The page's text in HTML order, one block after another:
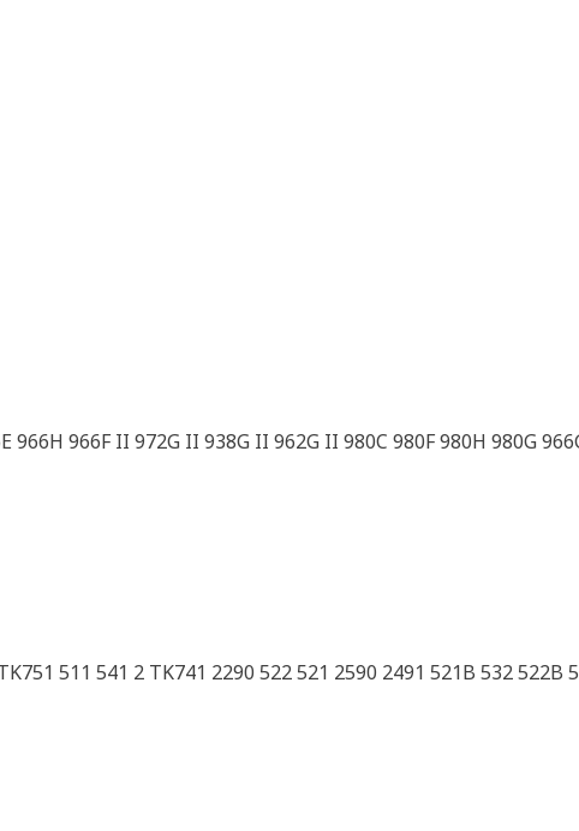
966H 966F II 972G II 938G II 962G II 980C 980F 980H 980G
511 541 2 TK741 2290 522 521 2590 2491 521B 532 522B